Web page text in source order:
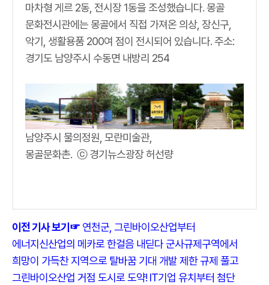
마차형 게르 2동, 전시장 1동을 조성했습니다. 몽골
문화전시관에는 몽골에서 직접 가져온 의상, 장신구,
악기, 생활용품 200여 점이 전시되어 있습니다. 주소:
경기도 남양주시 수동면 내방리 254
남양주시 물의정원, 모란미술관,
몽골문화촌. ⓒ 경기뉴스광장 허선량
이전 기사 보기☞ 연천군, 그린바이오산업부터
에너지신산업의 메카로 한걸음 내딛다군사규제구역에서
희망이 가득찬 지역으로 탈바꿈 기대 개발 제한 규제 풀고
그린바이오산업 거점 도시로 도약! IT기업 유치부터 첨단